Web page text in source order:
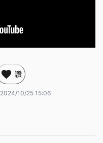
讚
2024/10/25 15:06